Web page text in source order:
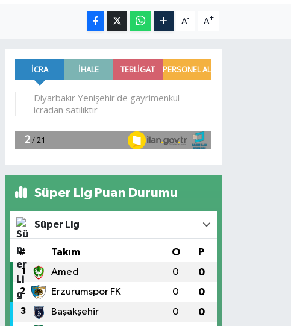
A- A+
Süper Lig Puan Durumu
Süper Lig
# Takım O P
1 Amed 0 0
2 Erzurumspor FK 0 0
3 Başakşehir 0 0